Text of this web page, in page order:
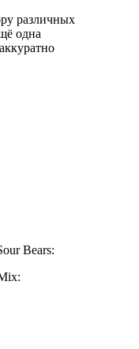
различных
одна
Bears: